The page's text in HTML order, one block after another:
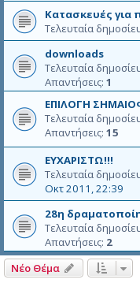
Κατασκευές για
Τελευταία
downloads
Τελευταία
Απαντήσεις: 1
ΕΠΙΛΟΓΗ
Τελευταία
Απαντήσεις: 15
ΕΥΧΑΡΙΣΤΩ!!!
Τελευταία
Οκτ 2011, 22:39
28η
Τελευταία
Απαντήσεις: 2
Νέο Θέμα